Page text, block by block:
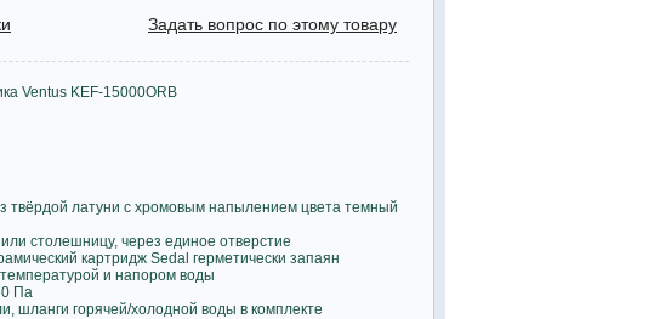
Задать вопрос по этому товару
Ventus KEF-15000ORB
твёрдой латуни с хромовым напылением цвета темный
столешницу, через единое отверстие
картридж Sedal герметически запаян
и напором воды
Па
шланги горячей/холодной воды в комплекте